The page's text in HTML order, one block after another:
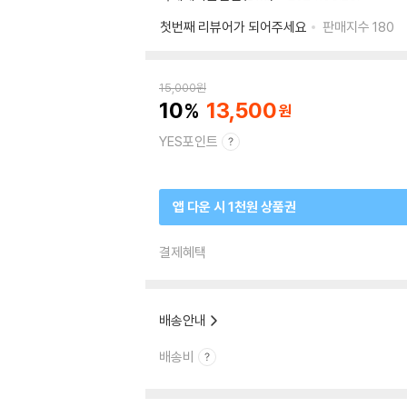
첫번째 리뷰어가 되어주세요
판매지수 180
15,000원
10 13,500
YES포인트
앱 다운 시 1천원 상품권
결제혜택
배송안내
배송비